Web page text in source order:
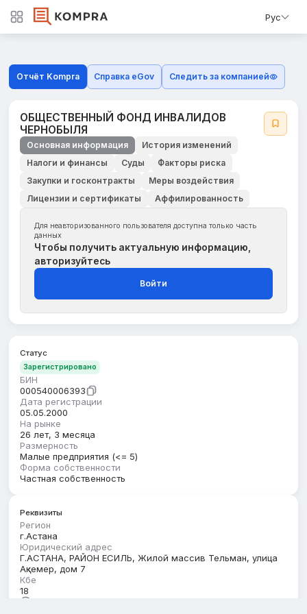
Рус
Отчёт Kompra Справка eGov Следить за компанией
ОБЩЕСТВЕННЫЙ ФОНД ИНВАЛИДОВ
ЧЕРНОБЫЛЯ
Основная информация
История изменений
Налоги и финансы
Суды
Факторы риска
Закупки и госконтракты
Меры воздействия
Лицензии и сертификаты
Аффилированность
Для неавторизованного пользователя доступна только часть
данных
Чтобы получить актуальную информацию,
авторизуйтесь
Войти
Статус
Зарегистрировано
БИН
000540006393
Дата регистрации
05.05.2000
На рынке
26 лет, 3 месяца
Размерность
Малые предприятия (<= 5)
Форма собственности
Частная собственность
Реквизиты
Регион
г.Астана
Юридический адрес
Г.АСТАНА, РАЙОН ЕСИЛЬ, Жилой массив Тельман, улица
Ақкемер, дом 7
Кбе
18